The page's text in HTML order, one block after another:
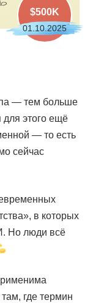
$500K
01.10.2025
— тем больше
для этого ещё
— то есть
сейчас
в которых
Но люди всё
где термин